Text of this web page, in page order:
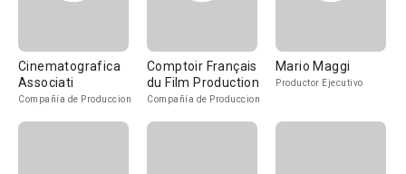
Cinematografica
Associati
Compañía de Produccion
Comptoir Français
du Film Production
Compañía de Produccion
Mario Maggi
Productor Ejecutivo